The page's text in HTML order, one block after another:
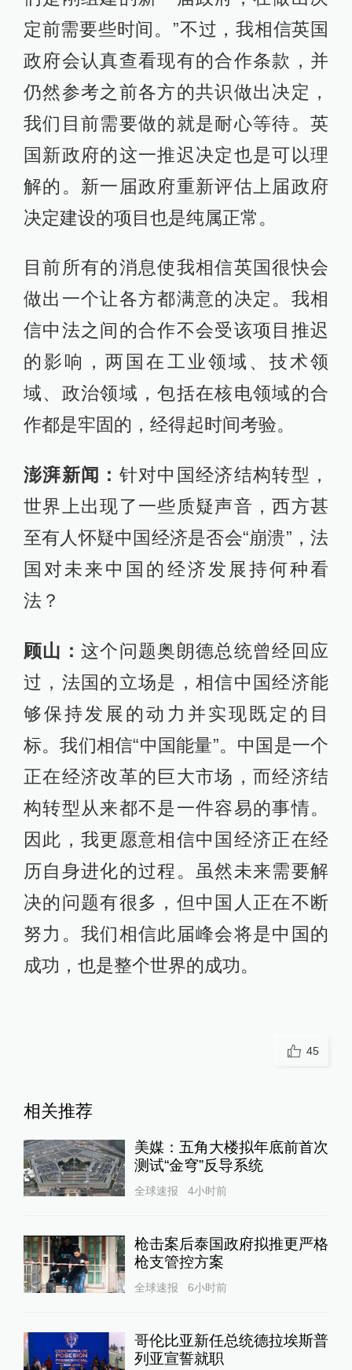
定前需要些时间。”不过，我相信英国
政府会认真查看现有的合作条款，并
仍然参考之前各方的共识做出决定，
我们目前需要做的就是耐心等待。英
国新政府的这一推迟决定也是可以理
解的。新一届政府重新评估上届政府
决定建设的项目也是纯属正常。
目前所有的消息使我相信英国很快会
做出一个让各方都满意的决定。我相
信中法之间的合作不会受该项目推迟
的影响，两国在工业领域、技术领
域、政治领域，包括在核电领域的合
作都是牢固的，经得起时间考验。
澎湃新闻： 针对中国经济结构转型，
世界上出现了一些质疑声音，西方甚
至有人怀疑中国经济是否会“崩溃”，法
国对未来中国的经济发展持何种看
法？
顾山： 这个问题奥朗德总统曾经回应
过，法国的立场是，相信中国经济能
够保持发展的动力并实现既定的目
标。我们相信“中国能量”。中国是一个
正在经济改革的巨大市场，而经济结
构转型从来都不是一件容易的事情。
因此，我更愿意相信中国经济正在经
历自身进化的过程。虽然未来需要解
决的问题有很多，但中国人正在不断
努力。我们相信此届峰会将是中国的
成功，也是整个世界的成功。
45
相关推荐
美媒：五角大楼拟年底前首次
测试“金穹”反导系统
全球速报 4小时前
枪击案后泰国政府拟推更严格
枪支管控方案
全球速报 6小时前
哥伦比亚新任总统德拉埃斯普
列亚宣誓就职